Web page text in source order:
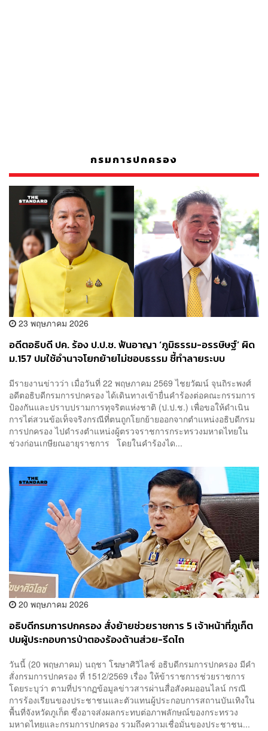
กรมการปกครอง
23 พฤษภาคม 2026
อดีตอธิบดี ปค. ร้อง ป.ป.ช. ฟันอาญา ‘ภูมิธรรม-อรรษิษฐ์’ ผิด
ม.157 ปมใช้อำนาจโยกย้ายไม่ชอบธรรม ชี้ทำลายระบบ
มีรายงานข่าวว่า เมื่อวันที่ 22 พฤษภาคม 2569 ไชยวัฒน์ จุนถิระพงศ์
อดีตอธิบดีกรมการปกครอง ได้เดินทางเข้ายื่นคำร้องต่อคณะกรรมการ
ป้องกันและปราบปรามการทุจริตแห่งชาติ (ป.ป.ช.) เพื่อขอให้ดำเนิน
การไต่สวนข้อเท็จจริงกรณีที่ตนถูกโยกย้ายออกจากตำแหน่งอธิบดีกรม
การปกครอง ไปดำรงตำแหน่งผู้ตรวจราชการกระทรวงมหาดไทยใน
ช่วงก่อนเกษียณอายุราชการ โดยในคำร้องได...
20 พฤษภาคม 2026
อธิบดีกรมการปกครอง สั่งย้ายช่วยราชการ 5 เจ้าหน้าที่ภูเก็ต
ปมผู้ประกอบการป่าตองร้องต้านส่วย-รีดไถ
วันนี้ (20 พฤษภาคม) นฤชา โฆษาศิวิไลซ์ อธิบดีกรมการปกครอง มีคำ
สั่งกรมการปกครอง ที่ 1512/2569 เรื่อง ให้ข้าราชการช่วยราชการ
โดยระบุว่า ตามที่ปรากฏข้อมูลข่าวสารผ่านสื่อสังคมออนไลน์ กรณี
การร้องเรียนของประชาชนและตัวแทนผู้ประกอบการสถานบันเทิงใน
พื้นที่จังหวัดภูเก็ต ซึ่งอาจส่งผลกระทบต่อภาพลักษณ์ของกระทรวง
มหาดไทยและกรมการปกครอง รวมถึงความเชื่อมั่นของประชาชน...